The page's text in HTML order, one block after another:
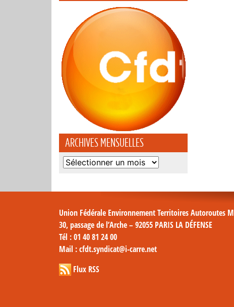
ARCHIVES MENSUELLES
Archives
Union Fédérale Environnement Territoires Autoroutes
30, passage de l’Arche – 92055 PARIS LA DÉFENSE
Tél : 01 40 81 24 00
Mail : cfdt.syndicat@i-carre.net
Flux RSS